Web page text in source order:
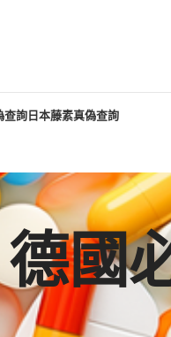
查詢日本藤素真偽查詢
國